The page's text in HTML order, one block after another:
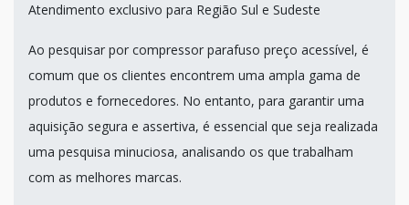
Atendimento exclusivo para Região Sul e Sudeste
Ao pesquisar por compressor parafuso preço acessível, é
comum que os clientes encontrem uma ampla gama de
produtos e fornecedores. No entanto, para garantir uma
aquisição segura e assertiva, é essencial que seja realizada
uma pesquisa minuciosa, analisando os que trabalham
com as melhores marcas.